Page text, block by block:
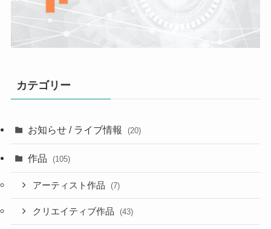
カテゴリー
お知らせ / ライブ情報 (20)
作品 (105)
アーティスト作品 (7)
クリエイティブ作品 (43)